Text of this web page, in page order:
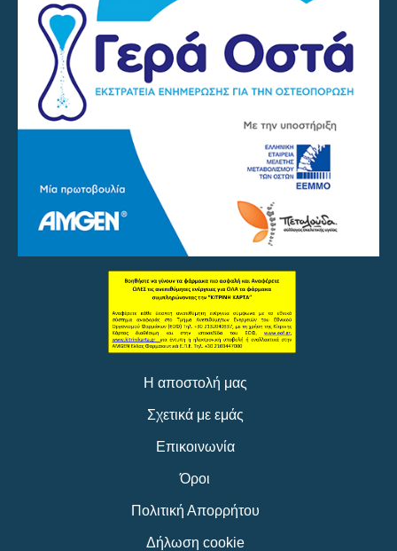
Η αποστολή μας
Σχετικά με εμάς
Επικοινωνία
Όροι
Πολιτική Απορρήτου
Δήλωση cookie